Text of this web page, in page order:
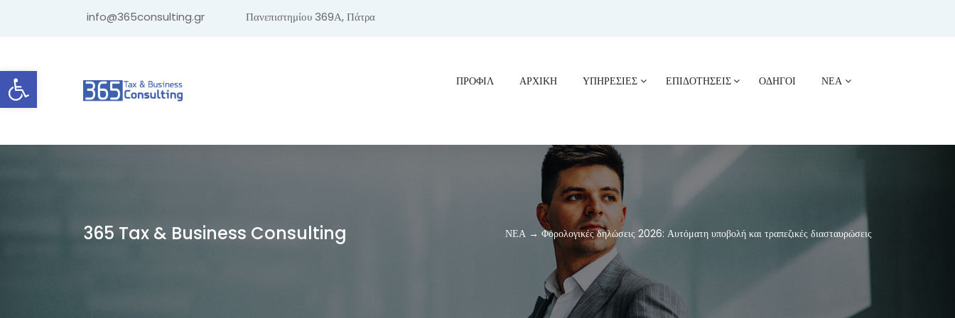
Ανοίξτε τη γραμμή εργαλείων
info@365consulting.gr Πανεπιστημίου 369Α, Πάτρα
ΠΡΟΦΊΛ ΑΡΧΙΚΗ ΥΠΗΡΕΣΙΕΣ ΕΠΙΔΟΤΗΣΕΙΣ ΟΔΗΓΟΙ ΝΕΑ
365 Tax & Business Consulting ΝΕΑ → Φορολογικές δηλώσεις 2026: Αυτόματη υποβολή και τραπεζικές διασταυρώσεις